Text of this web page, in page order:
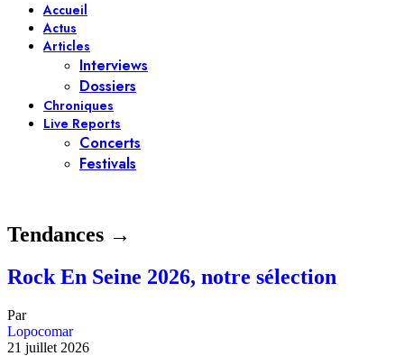
Accueil
Actus
Articles
Interviews
Dossiers
Chroniques
Live Reports
Concerts
Festivals
Tendances →
Rock En Seine 2026, notre sélection
Par
Lopocomar
21 juillet 2026